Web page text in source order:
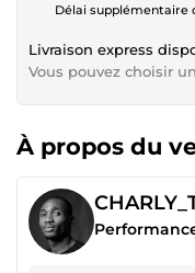
Délai supplémentaire
Livraison express
Vous pouvez choisir
À propos du